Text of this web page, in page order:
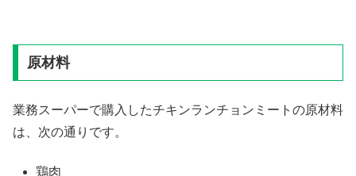
原材料
業務スーパーで購入したチキンランチョンミートの原材料
は、次の通りです。
鶏肉